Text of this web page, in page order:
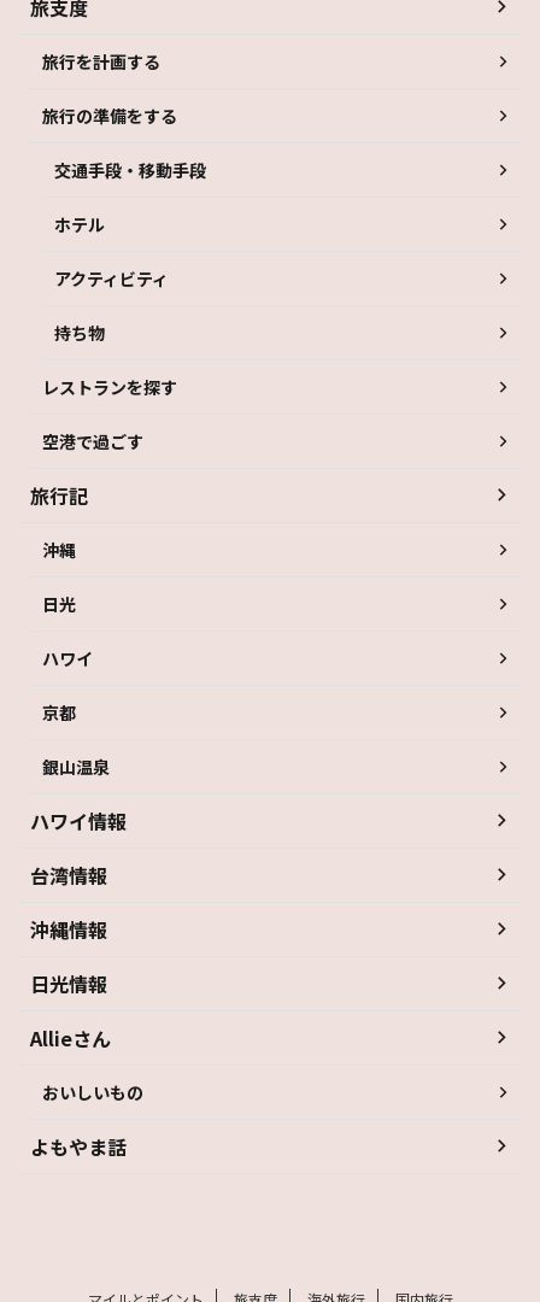
旅支度
旅行を計画する
旅行の準備をする
交通手段・移動手段
ホテル
アクティビティ
持ち物
レストランを探す
空港で過ごす
旅行記
沖縄
日光
ハワイ
京都
銀山温泉
ハワイ情報
台湾情報
沖縄情報
日光情報
Allieさん
おいしいもの
よもやま話